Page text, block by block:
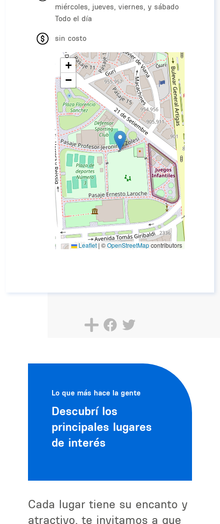
miércoles, jueves, viernes, y sábado
Todo el día
sin costo
+
−
Leaflet | ©OpenStreetMapcontributors
Lo que más hace la gente
Descubrí los
principales lugares
de interés
Cada lugar tiene su encanto y
atractivo, te invitamos a que